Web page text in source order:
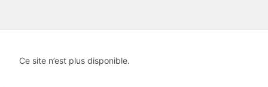
Ce site n’est plus disponible.